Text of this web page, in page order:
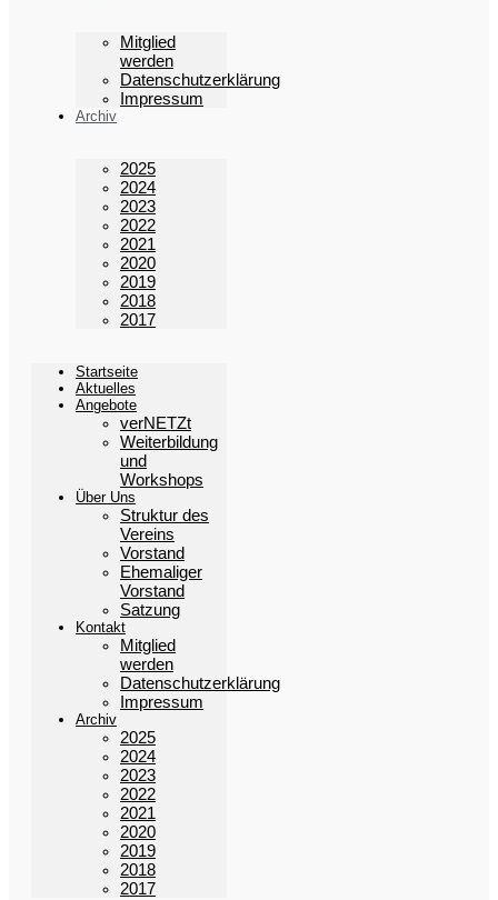
Mitglied
werden
Datenschutzerklärung
Impressum
Archiv
2025
2024
2023
2022
2021
2020
2019
2018
2017
Startseite
Aktuelles
Angebote
verNETZt
Weiterbildung
und
Workshops
Über Uns
Struktur des
Vereins
Vorstand
Ehemaliger
Vorstand
Satzung
Kontakt
Mitglied
werden
Datenschutzerklärung
Impressum
Archiv
2025
2024
2023
2022
2021
2020
2019
2018
2017